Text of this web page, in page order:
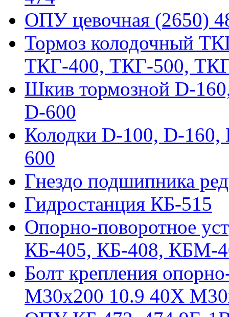
ОПУ цевочная (2650)
Тормоз колодочный
ТКГ-400, ТКГ-500,
Шкив тормозной D-
D-600
Колодки D-100, D-
600
Гнездо подшипника
Гидростанция КБ-515
Опорно-поворотное
КБ-405, КБ-408, КБМ-
Болт крепления
М30х200 10.9 40Х